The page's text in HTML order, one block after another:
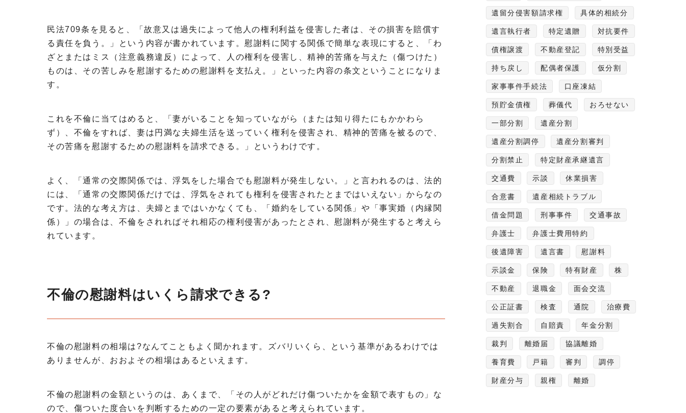
民法709条を見ると、「故意又は過失によって他人の権利利益を侵害した者は、その損害を賠償す
る責任を負う。」という内容が書かれています。慰謝料に関する関係で簡単な表現にすると、「わ
ざとまたはミス（注意義務違反）によって、人の権利を侵害し、精神的苦痛を与えた（傷つけた）
ものは、その苦しみを慰謝するための慰謝料を支払え。」といった内容の条文ということになりま
す。
これを不倫に当てはめると、「妻がいることを知っていながら（または知り得たにもかかわら
ず）、不倫をすれば、妻は円満な夫婦生活を送っていく権利を侵害され、精神的苦痛を被るので、
その苦痛を慰謝するための慰謝料を請求できる。」というわけです。
よく、「通常の交際関係では、浮気をした場合でも慰謝料が発生しない。」と言われるのは、法的
には、「通常の交際関係だけでは、浮気をされても権利を侵害されたとまではいえない」からなの
です。法的な考え方は、夫婦とまではいかなくても、「婚約をしている関係」や「事実婚（内縁関
係）」の場合は、不倫をされればそれ相応の権利侵害があったとされ、慰謝料が発生すると考えら
れています。
不倫の慰謝料はいくら請求できる?
不倫の慰謝料の相場は?なんてこともよく聞かれます。ズバリいくら、という基準があるわけでは
ありませんが、おおよその相場はあるといえます。
不倫の慰謝料の金額というのは、あくまで、「その人がどれだけ傷ついたかを金額で表すもの」な
ので、傷ついた度合いを判断するための一定の要素があると考えられています。
遺留分侵害額請求権 具体的相続分
遺言執行者 特定遺贈 対抗要件
債権譲渡 不動産登記 特別受益
持ち戻し 配偶者保護 仮分割
家事事件手続法 口座凍結
預貯金債権 葬儀代 おろせない
一部分割 遺産分割
遺産分割調停 遺産分割審判
分割禁止 特定財産承継遺言
交通費 示談 休業損害
合意書 遺産相続トラブル
借金問題 刑事事件 交通事故
弁護士 弁護士費用特約
後遺障害 遺言書 慰謝料
示談金 保険 特有財産 株
不動産 退職金 面会交流
公正証書 検査 通院 治療費
過失割合 自賠責 年金分割
裁判 離婚届 協議離婚
養育費 戸籍 審判 調停
財産分与 親権 離婚